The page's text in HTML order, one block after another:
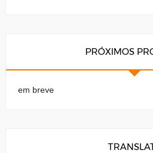
PRÓXIMOS
em breve